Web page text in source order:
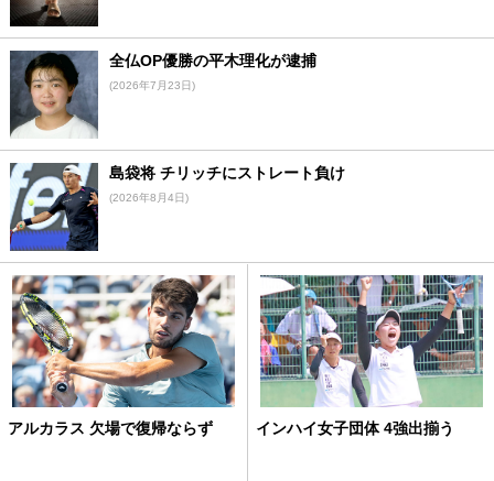
全仏OP優勝の平木理化が逮捕
(2026年7月23日)
島袋将 チリッチにストレート負け
(2026年8月4日)
アルカラス 欠場で復帰ならず インハイ女子団体 4強出揃う